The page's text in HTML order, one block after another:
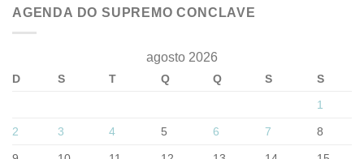
AGENDA DO SUPREMO CONCLAVE
agosto 2026
D S T Q Q S
S
1
2 3 4 5 6 7 8